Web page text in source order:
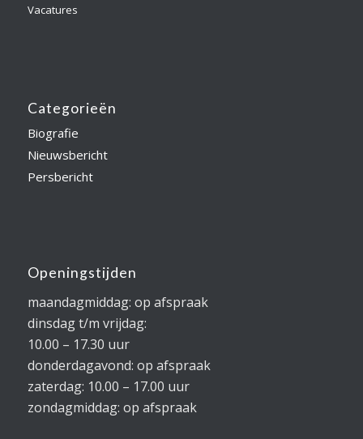
Vacatures
Categorieën
Biografie
Nieuwsbericht
Persbericht
Openingstijden
maandagmiddag: op afspraak
dinsdag t/m vrijdag:
10.00 – 17.30 uur
donderdagavond: op afspraak
zaterdag: 10.00 – 17.00 uur
zondagmiddag: op afspraak